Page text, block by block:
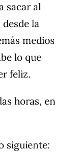
sacar al
la
medios
lo que
feliz.
horas, en
siguiente: